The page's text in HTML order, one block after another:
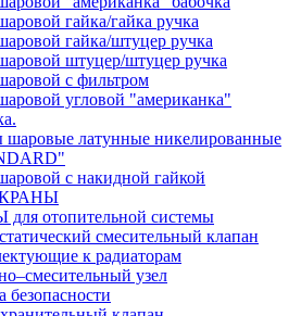
гайка/гайка ручка
гайка/штуцер ручка
штуцер/штуцер ручка
с фильтром
угловой "американка"
шаровые латунные никелированные
с накидной гайкой
отопительной системы
смесительный клапан
к радиаторам
узел
безопасности